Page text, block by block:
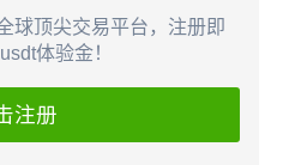
球顶尖交易平台，注册即
体验金！
注册